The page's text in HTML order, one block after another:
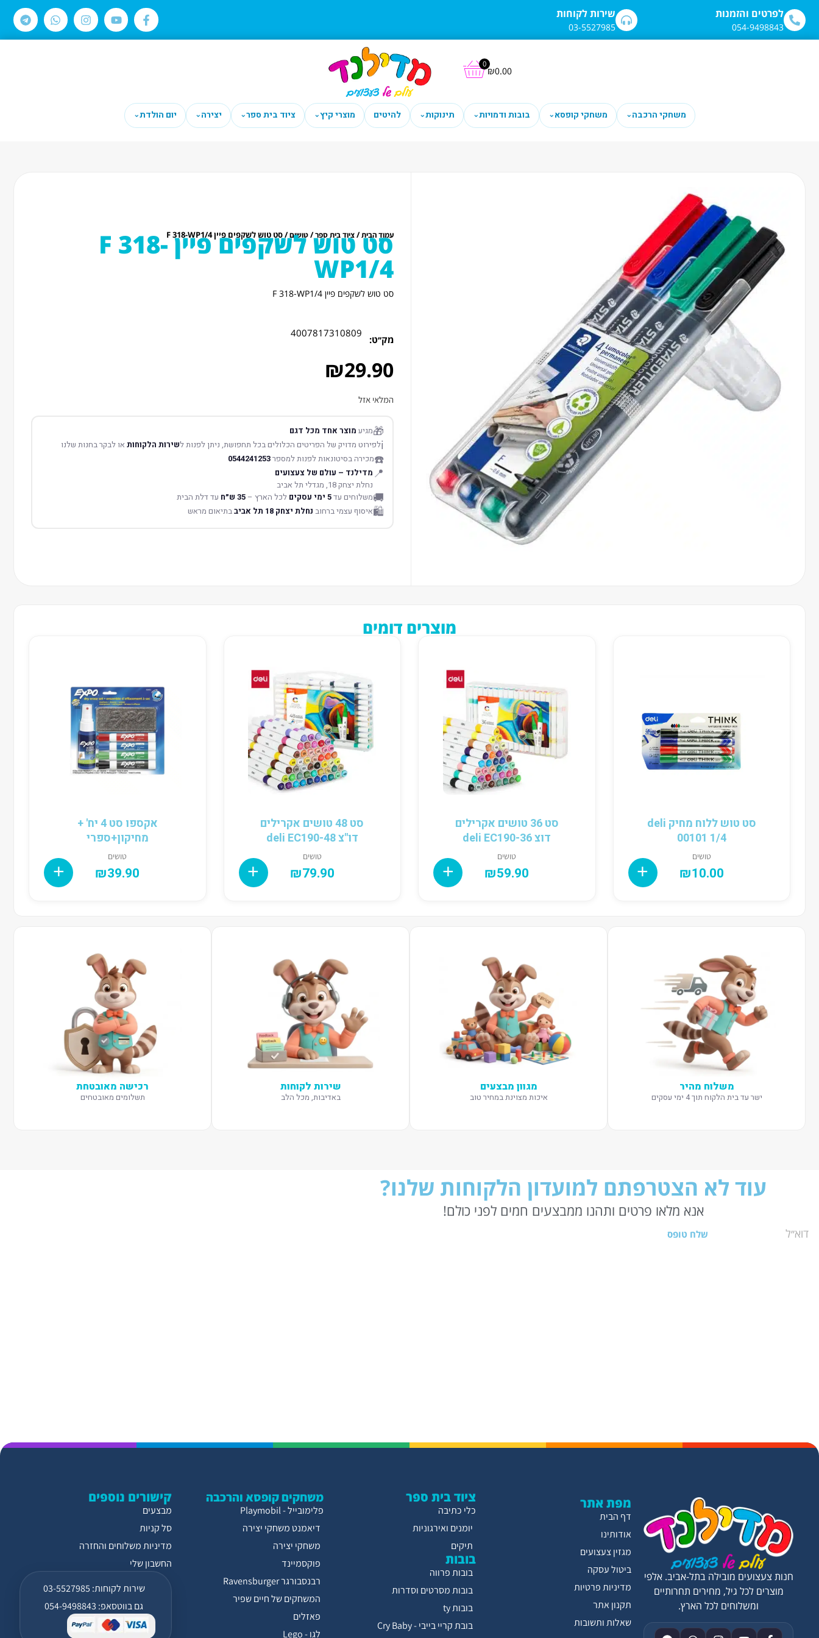
לתוכן שירות לקוחות
03-5527985
לפרטים והזמנות
054-9498843
₪0.00
0
משחקי הרכבה⌄ משחקי קופסא⌄ בובות ודמויות⌄ תינוקות⌄ להיטים מוצרי קיץ⌄ ציוד בית ספר⌄ יצירה⌄ יום הולדת⌄
עמוד הבית/ציוד בית ספר/טושים/ סט טוש לשקפים פיין F 318-WP1/4 סט טוש לשקפים פיין F 318-
WP1/4
סט טוש לשקפים פיין F 318-WP1/4
מק׳׳ט:
4007817310809
₪29.90
המלאי אזל
🎁מגיע מוצר אחד מכל דגם
ℹ️לפירוט מדויק של הפריטים הכלולים בכל תחפושת, ניתן לפנות לשירות הלקוחותאו לבקר בחנות שלנו
☎️מכירה בסיטונאות לפנות למספר0544241253
📍 מדילנד – עולם של צעצועים
נחלת יצחק 18, מגדלי תל אביב
🚚משלוחים עד5 ימי עסקים לכל הארץ –35 ש״ח עד דלת הבית
🛍️איסוף עצמי ברחוב נחלת יצחק 18 תל אביב בתיאום מראש
מוצרים דומים
סט טוש ללוח מחיק deli
00101 1/4
טושים
₪10.00
סט 36 טושים אקרילים
דוצ deli EC190-36
טושים
₪59.90
סט 48 טושים אקרילים
דו"צ deli EC190-48
טושים
₪79.90
אקספו סט 4 יח' +
מחיקון+ספרי
טושים
₪39.90
משלוח מהיר
ישר עד בית הלקוח תוך 4 ימי עסקים
מגוון מבצעים
איכות מצוינת במחיר טוב
שירות לקוחות
באדיבות, מכל הלב
רכישה מאובטחת
תשלומים מאובטחים
עוד לא הצטרפתם למועדון הלקוחות שלנו?
אנא מלאו פרטים ותהנו ממבצעים חמים לפני כולם!
שלח טופס
קישורים נוספים
מבצעים
סל קניות
מדיניות משלוחים והחזרה
החשבון שלי
שירות לקוחות: 03-5527985
גם בווטסאפ: 054-9498843
משחקים קופסא והרכבה
פלימובייל - Playmobil
דיאמנט משחקי יצירה
משחקי יצירה
פוקסמיינד
רבנסבורגר Ravensburger
המשחקים של חיים שפיר
פאזלים
לגו - Lego
ציוד בית ספר
כלי כתיבה
יומנים ואירגוניות
תיקים
בובות
בובות פרווה
בובות מסרטים וסדרות
בובות ty
בובת קריי בייבי - Cry Baby
מפת אתר
דף הבית
אודותינו
מגזין צעצועים
ביטול עסקה
מדיניות פרטיות
תקנון אתר
שאלות ותשובות
חנות צעצועים מובילה בתל-אביב. אלפי
מוצרים לכל גיל, מחירים תחרותיים
ומשלוחים לכל הארץ.